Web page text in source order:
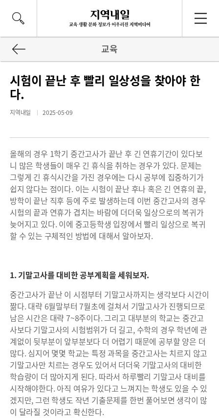
교육
시험이 끝난 후 빨리 일상성을 찾아야 한
다.
지역내일 2025-05-09
올해의 경우 1학기 중간고사가 끝난 후 긴 연휴기간이 있다보
니 많은 학생들이 매우 긴 휴식을 취하는 경우가 있다. 문제는
그렇게 긴 휴식시간을 가진 경우에는 다시 공부에 집중하기가
쉽지 않다는 점이다. 이는 시험이 끝난 후나 혹은 긴 연휴의 끝,
방학이 끝난 직후 등에 주로 발생하는데 이번 중간고사의 경우
시험의 끝과 연휴가 겹치는 바람에 더더욱 일상으로의 복귀가
늦어지고 있다. 이에 중고등학생 입장에서 빨리 일상으로 복귀
할 수 있는 구체적인 방법에 대해서 알아보자.
1. 기말고사를 대비한 공부계획을 세워보자.
중간고사가 끝난 이 시점부터 기말고사까지는 생각보다 시간이
짦다. 대략 6월말부터 7월초에 걸쳐서 기말고사가 진행되므로
남은 시간은 대략 7~8주이다. 그리고 대부분의 학교는 중간고
사보다 기말고사의 시험범위가 더 길고, 수학의 경우 학년에 관
계없이 뒷부분이 앞부분보다 더 어렵기 때문에 공부할 양은 더
많다. 심지어 몇몇 학교는 특정 과목을 중간고사는 치르지 않고
기말고사만 치르는 경우도 있어서 더더욱 기말고사의 대비한
학습량이 더 많아지게 된다. 따라서 하루빨리 기말고사 대비를
시작해야한다. 아직 여유가 있다고 느껴지는 학생도 있을 수 있
겠지만, 그런 학생도 작년 기출문제를 한번 풀어보면 생각이 많
이 달라질 것이라고 확신한다.